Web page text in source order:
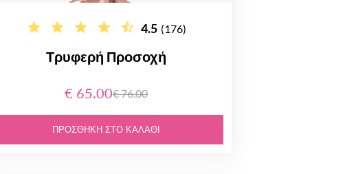
4.5 (176)
Τρυφερή Προσοχή
€ 65.00€ 76.00
ΠΡΟΣΘΉΚΗ ΣΤΟ ΚΑΛΆΘΙ